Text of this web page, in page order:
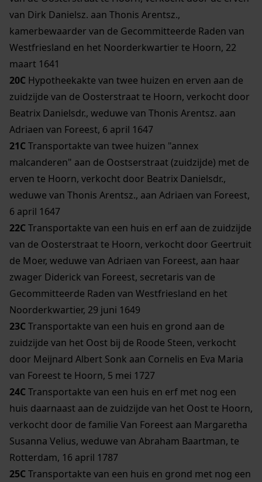
van Dirk Danielsz. aan Thonis Arentsz.,
kamerbewaarder van de Gecommitteerde Raden van
Westfriesland en het Noorderkwartier te Hoorn, 22
maart 1641
20C Hypotheekakte van twee huizen en erven aan de
zuidzijde van de Oosterstraat te Hoorn, verkocht door
Beatrix Danielsdr., weduwe van Thonis Arentsz. aan
Adriaen van Foreest, 6 april 1647
21C Transportakte van twee huizen "annex
malcanderen" aan de Oostserstraat (zuidzijde) met de
erven te Hoorn, verkocht door Beatrix Danielsdr.,
weduwe van Thonis Arentsz., aan Adriaen van Foreest,
6 april 1647
22C Transportakte van een huis en erf aan de zuidzijde
van de Oosterstraat te Hoorn, verkocht door Geertruit
de Moer, weduwe van Adriaen van Foreest, aan haar
zwager Diderick van Foreest, secretaris van de
Gecommitteerde Raden van Westfriesland en het
Noorderkwartier, 29 juni 1649
23C Transportakte van een huis en grond aan de
zuidzijde van het Oost bij de Roode Steen, verkocht
door Meijnard Albert Sonk aan Cornelis en Eva Maria
van Foreest te Hoorn, 5 mei 1727
24C Transportakte van een huis en erf met nog een
huis daarnaast aan de zuidzijde van het Oost te Hoorn,
verkocht door de familie Van Foreest aan Margaretha
Susanna Velius, weduwe van Abraham Baartman, te
Rotterdam, 16 april 1787
25C Transportakte van een huis en grond met nog een